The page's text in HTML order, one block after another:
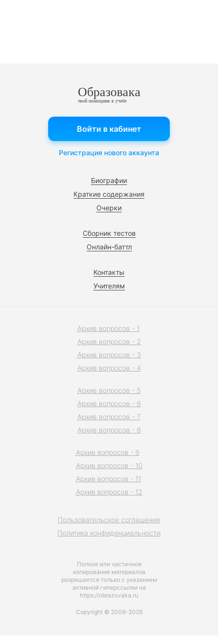
Образовака
твой помощник в учебе
Биографии
Краткие содержания
Очерки
Сборник тестов
Онлайн-баттл
Контакты
Учителям
Войти в кабинет
Регистрация нового аккаунта
Полное или частичное
копирование материалов
разрешается только с указанием
активной гиперссылки на
https://obrazovaka.ru
Пользовательское соглашение
Политика конфиденциальности
Архив вопросов - 1
Архив вопросов - 2
Архив вопросов - 3
Архив вопросов - 4
Архив вопросов - 5
Архив вопросов - 6
Архив вопросов - 7
Архив вопросов - 8
Архив вопросов - 9
Архив вопросов - 10
Архив вопросов - 11
Архив вопросов - 12
Copyright © 2008-2026